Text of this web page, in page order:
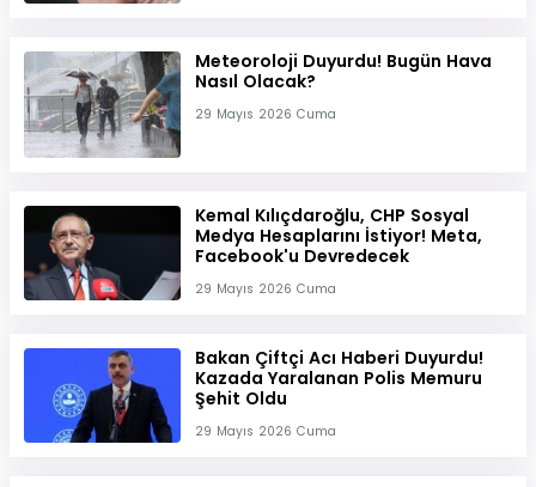
Meteoroloji Duyurdu! Bugün Hava
Nasıl Olacak?
29 Mayıs 2026 Cuma
Kemal Kılıçdaroğlu, CHP Sosyal
Medya Hesaplarını İstiyor! Meta,
Facebook'u Devredecek
29 Mayıs 2026 Cuma
Bakan Çiftçi Acı Haberi Duyurdu!
Kazada Yaralanan Polis Memuru
Şehit Oldu
29 Mayıs 2026 Cuma